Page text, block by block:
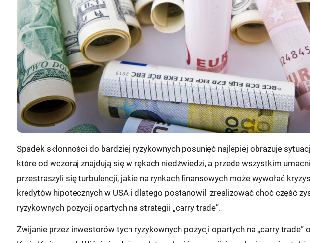
Spadek skłonności do bardziej ryzykownych posunięć najlepiej obrazuje
które od wczoraj znajdują się w rękach niedźwiedzi, a przede wszystkim
przestraszyli się turbulencji, jakie na rynkach finansowych może wywołać
kredytów hipotecznych w USA i dlatego postanowili zrealizować choć część
ryzykownych pozycji opartych na strategii „carry trade”.
Zwijanie przez inwestorów tych ryzykownych pozycji opartych na „carry trade”